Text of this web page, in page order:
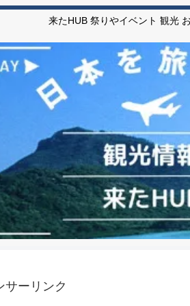
来たHUB 祭りやイベント 観光
サーリンク